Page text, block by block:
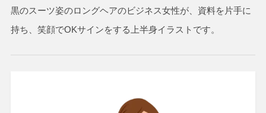
黒のスーツ姿のロングヘアのビジネス女性が、資料を片手に
持ち、笑顔でOKサインをする上半身イラストです。